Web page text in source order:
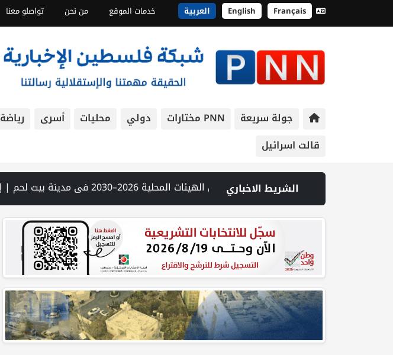
English Français العربية خدمات الموقع من نحن تواصلو معنا
جولة سريعة PNN مختارات دولي محليات أسرى رياضة
قالت اسرائيل
الشريط الاخباري
الخضر ينظمون جولة باسواق الخضر لمرابة التزام التجار بشروط السلامة | الهيئة العامة للمدن الصناعية تنظم جولة في مدينة أريحا الصناعية الزراعية لتعزيز الاستثمارات | المحكمة العليا تجمد تحويل أموال للحريديين والمستوطنات صودق عليها بالكنيست | مصادر عبرية: مقتل جنديين وإصابة 7 آخرين بانفجار عبوة استهدفت قوة للاحتلال في جنوب لبنان | محافظ جنين يطلع ممثل الاتحاد الأوروبي على تصاعد انتهاكات الاحتلال والتوسع الاستعماري | الاحتلال يواصل اقتحام مخيم قلنديا ويعتدي على الصحفيين ويغلق عدة مداخل بالسواتر الترابية | الهجوم على بلدة تل: تحقيق الجيش الإسرائيلي يلمح إلى مقتل الجندي بنيران جنود أو مستوطنين | انطلاق اجتماع وزاري في عمان لبلورة موقف مشترك بشأن القدس | الطبيب الأسير حسام أبو صفية يتعرض لأعنف تعذيب إسرائيلي ومصاب بكسور في الصدر | يسرائيل هيوم: توقيع اتفاقية قانونية بشأن تحديد العلاقات بين الجيش الإسرائيلي وقوة الاستقرار الدولية | الأمم المتحدة: عودة أكثر من 800 ألف نازح لبناني إلى مناطق سكنهم